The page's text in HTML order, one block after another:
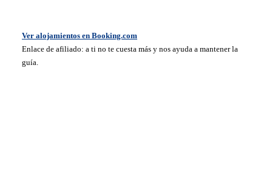
Ver alojamientos en Booking.com
Enlace de afiliado: a ti no te cuesta más y nos ayuda a mantener la
guía.